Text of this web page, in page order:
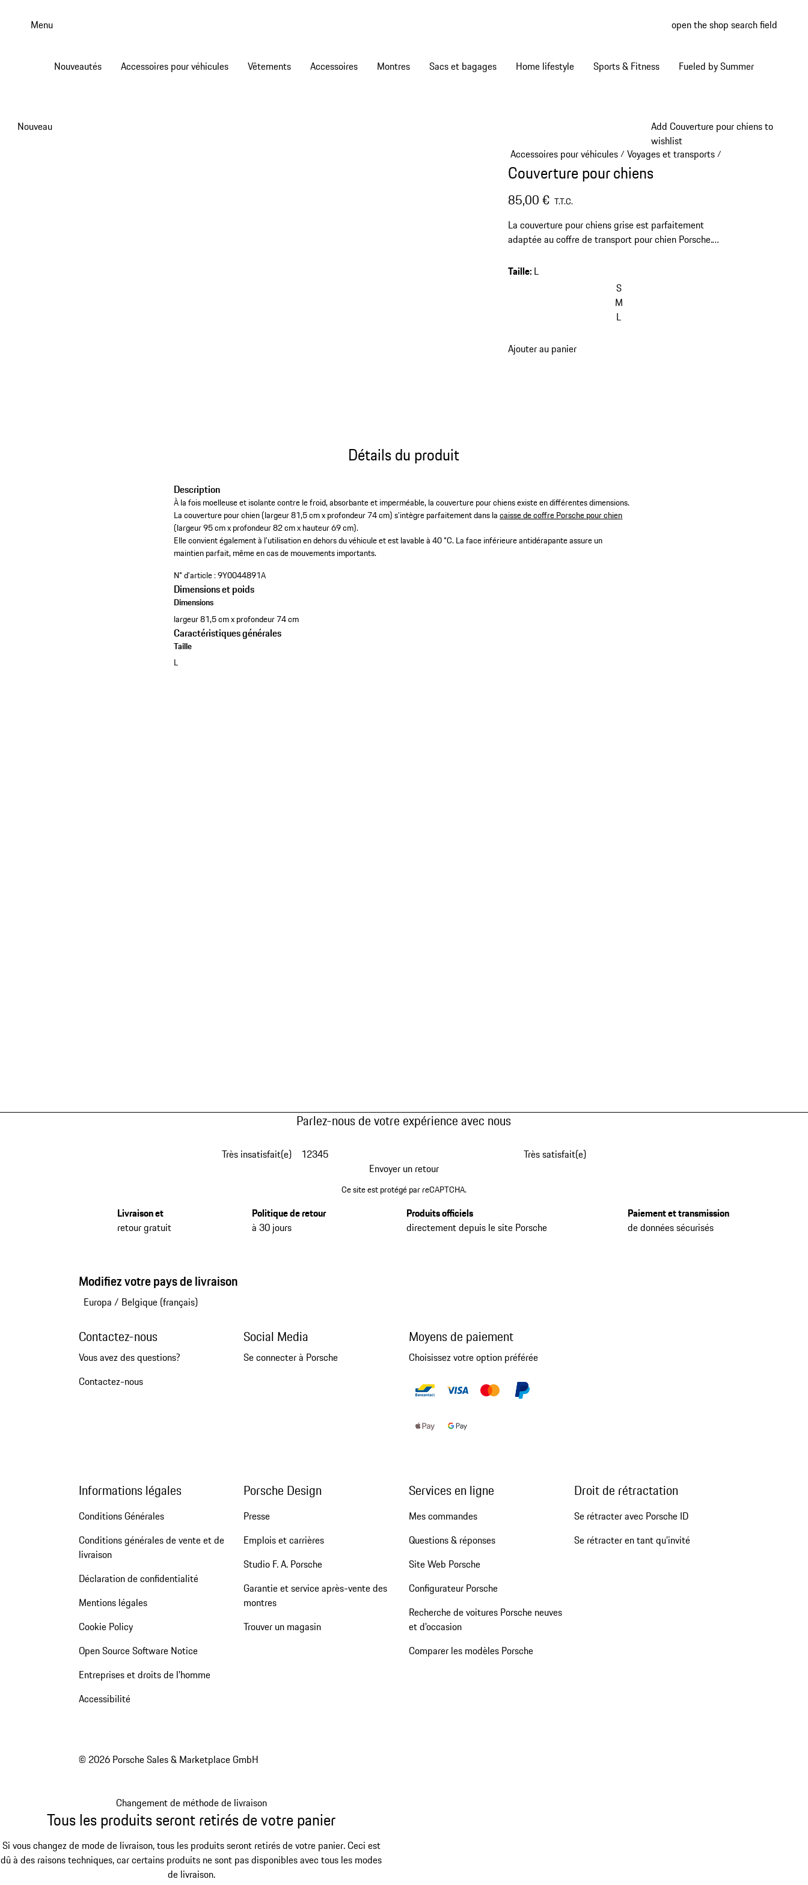
Menu open the shop search field
Nouveautés Accessoires pour véhicules Vêtements Accessoires Montres Sacs et bagages Home lifestyle Sports & Fitness Fueled by Summer
Add Couverture pour chiens to
wishlist
Nouveau
Accessoires pour véhicules/ Voyages et transports/
Couverture pour chiens
85,00 € T.T.C.
La couverture pour chiens grise est parfaitement
adaptée au coffre de transport pour chien Porsche.
idéal pour votre chien et votre Porsche.
Taille: L
S
M
L
Ajouter au panier
Détails du produit
Description
À la fois moelleuse et isolante contre le froid, absorbante et imperméable, la couverture pour chiens existe en différentes dimensions.
La couverture pour chien (largeur 81,5 cm x profondeur 74 cm) s'intègre parfaitement dans lacaisse de coffre Porsche pour chien
(largeur 95 cm x profondeur 82 cm x hauteur 69 cm).
Elle convient également à l’utilisation en dehors du véhicule et est lavable à 40 °C. La face inférieure antidérapante assure un
maintien parfait, même en cas de mouvements importants.
N° d'article :9Y0044891A
Dimensions et poids
Dimensions
largeur 81,5 cm x profondeur 74 cm
Caractéristiques générales
Taille
L
Parlez-nous de votre expérience avec nous
Très insatisfait(e) 12345
Très satisfait(e)
Envoyer un retour
Ce site est protégé par reCAPTCHA.
Livraison et
retour gratuit
Politique de retour
à 30 jours
Produits officiels
directement depuis le site Porsche
Paiement et transmission
de données sécurisés
Modifiez votre pays de livraison
Europa / Belgique (français)
Contactez-nous
Vous avez des questions?
Contactez-nous
Social Media
Se connecter à Porsche
Moyens de paiement
Choisissez votre option préférée
Informations légales
Conditions Générales
Conditions générales de vente et de
livraison
Déclaration de confidentialité
Mentions légales
Cookie Policy
Open Source Software Notice
Entreprises et droits de l'homme
Accessibilité
Porsche Design
Presse
Emplois et carrières
Studio F. A. Porsche
Garantie et service après-vente des
montres
Trouver un magasin
Services en ligne
Mes commandes
Questions & réponses
Site Web Porsche
Configurateur Porsche
Recherche de voitures Porsche neuves
et d'occasion
Comparer les modèles Porsche
Droit de rétractation
Se rétracter avec Porsche ID
Se rétracter en tant qu’invité
© 2026 Porsche Sales & Marketplace GmbH
Changement de méthode de livraison
Tous les produits seront retirés de votre panier
Si vous changez de mode de livraison, tous les produits seront retirés de votre panier. Ceci est
dû à des raisons techniques, car certains produits ne sont pas disponibles avec tous les modes
de livraison.